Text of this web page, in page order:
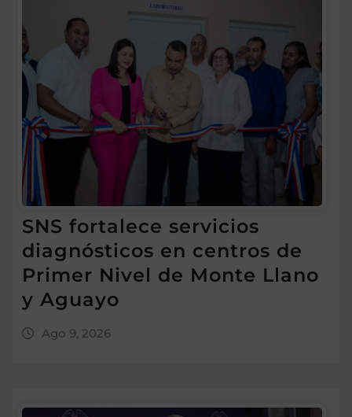
SNS fortalece servicios
diagnósticos en centros de
Primer Nivel de Monte Llano
y Aguayo
Ago 9, 2026